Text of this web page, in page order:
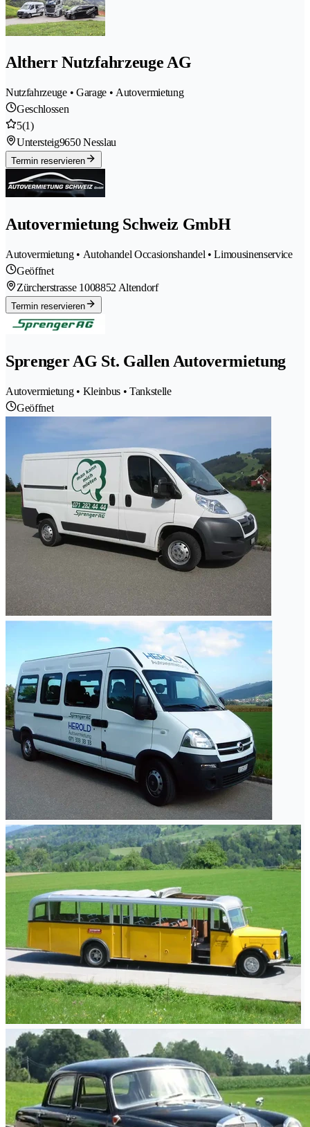
Altherr Nutzfahrzeuge AG
Nutzfahrzeuge • Garage • Autovermietung
Geschlossen
5(1)
Untersteig9650 Nesslau
Termin reservieren
Autovermietung Schweiz GmbH
Autovermietung • Autohandel Occasionshandel • Limousinenservice
Geöffnet
Zürcherstrasse 1008852 Altendorf
Termin reservieren
Sprenger AG St. Gallen Autovermietung
Autovermietung • Kleinbus • Tankstelle
Geöffnet